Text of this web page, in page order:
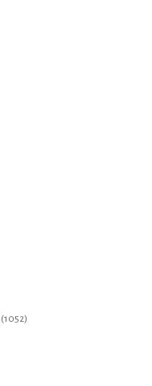
10521052